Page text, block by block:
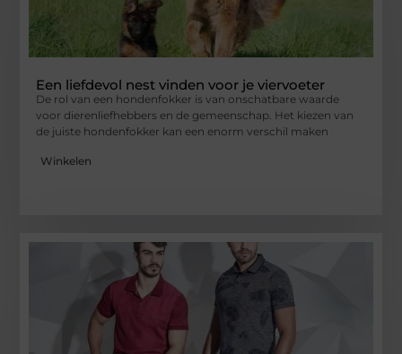
Een liefdevol nest vinden voor je viervoeter
De rol van een hondenfokker is van onschatbare waarde
voor dierenliefhebbers en de gemeenschap. Het kiezen van
de juiste hondenfokker kan een enorm verschil maken
Winkelen